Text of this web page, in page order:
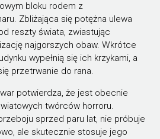
bloku rodem z
Zbliżająca się potężna ulewa
reszty świata, zwiastując
najgorszych obaw. Wkrótce
wypełnią się ich krzykami, a
przetrwanie do rana.
potwierdza, że jest obecnie
twórców horroru.
sprzed paru lat, nie próbuje
ale skutecznie stosuje jego